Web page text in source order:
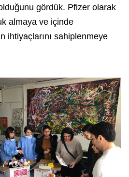
gördük. Pfizer olarak
almaya ve içinde
ihtiyaçlarını sahiplenmeye